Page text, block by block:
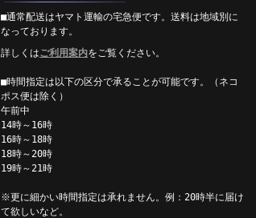
■通常配送はヤマト運輸の宅急便です。送料は地域別に
なっております。
詳しくはご利用案内をご覧ください。
■時間指定は以下の区分で承ることが可能です。（ネコ
ポス便は除く）
午前中
14時～16時
16時～18時
18時～20時
19時～21時
※更に細かい時間指定は承れません。例：20時半に届け
て欲しいなど。